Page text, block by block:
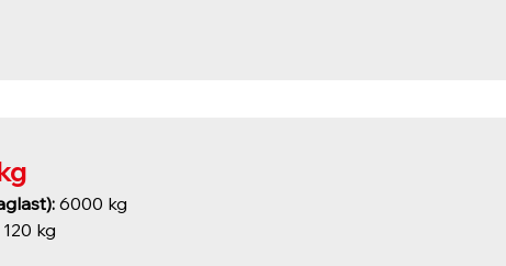
6000 kg
120 kg